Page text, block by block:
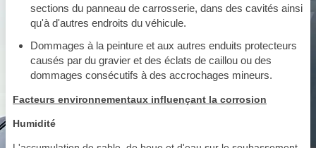
sections du panneau de carrosserie, dans des cavités ainsi
qu'à d'autres endroits du véhicule.
Dommages à la peinture et aux autres enduits protecteurs
causés par du gravier et des éclats de caillou ou des
dommages consécutifs à des accrochages mineurs.
Facteurs environnementaux influençant la corrosion
Humidité